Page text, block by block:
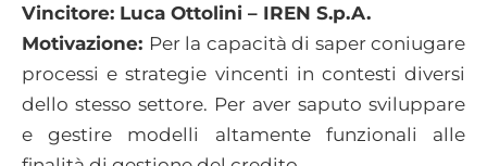
Vincitore: Luca Ottolini – IREN S.p.A.
Motivazione: Per la capacità di saper coniugare
processi e strategie vincenti in contesti diversi
dello stesso settore. Per aver saputo sviluppare
e gestire modelli altamente funzionali alle